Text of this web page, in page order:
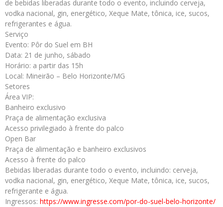
de bebidas liberadas durante todo o evento, incluindo cerveja,
vodka nacional, gin, energético, Xeque Mate, tônica, ice, sucos,
refrigerantes e água.
Serviço
Evento: Pôr do Suel em BH
Data: 21 de junho, sábado
Horário: a partir das 15h
Local: Mineirão – Belo Horizonte/MG
Setores
Área VIP:
Banheiro exclusivo
Praça de alimentação exclusiva
Acesso privilegiado à frente do palco
Open Bar
Praça de alimentação e banheiro exclusivos
Acesso à frente do palco
Bebidas liberadas durante todo o evento, incluindo: cerveja,
vodka nacional, gin, energético, Xeque Mate, tônica, ice, sucos,
refrigerante e água.
Ingressos: https://www.ingresse.com/por-do-suel-belo-horizonte/